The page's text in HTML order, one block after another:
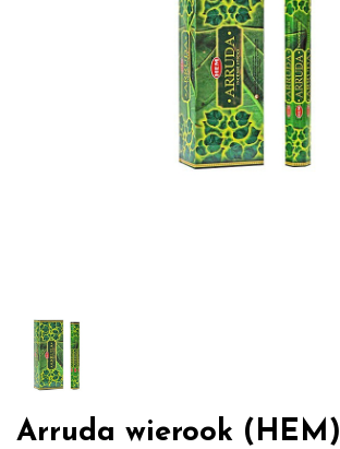
Arruda wierook (HEM)